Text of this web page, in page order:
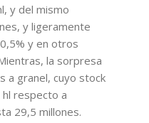
y del mismo
y ligeramente
y en otros
la sorpresa
a granel, cuyo stock
respecto a
29,5 millones.